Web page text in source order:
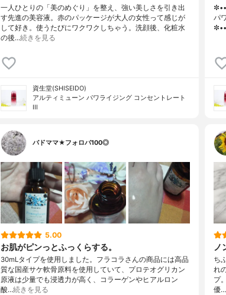
一人ひとりの「美のめぐり」を整え、強い美しさを引き出
す先進の美容液。赤のパッケージが大人の女性って感じが
して好き。使うたびにワクワクしちゃう。洗顔後、化粧水
の後…続きを見る
資生堂(SHISEIDO)
アルティミューン パワライジング コンセントレート
III
パ
バドママ★フォロバ100◎
5.00
お肌がピンっとふっくらする。
30mLタイプを使用しました。フラコラさんの商品には高品
質な国産サケ軟骨原料を使用していて、プロテオグリカン
原液は少量でも浸透力が高く、コラーゲンやヒアルロン
酸…続きを見る
ノ
ち
れ
プ
優…